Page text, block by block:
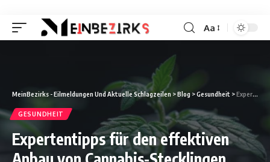
Font
Aa
MeinBezirks - Eilmeldungen Und Aktuelle Schlagzeilen >Blog >Gesundheit >Expertentipps für den effektiven Anbau von Cannabis-Stecklingen
GESUNDHEIT
Expertentipps für den effektiven